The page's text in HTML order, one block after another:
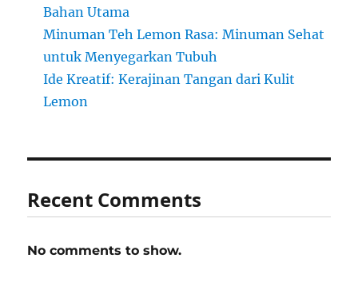
Bahan Utama
Minuman Teh Lemon Rasa: Minuman Sehat
untuk Menyegarkan Tubuh
Ide Kreatif: Kerajinan Tangan dari Kulit
Lemon
Recent Comments
No comments to show.